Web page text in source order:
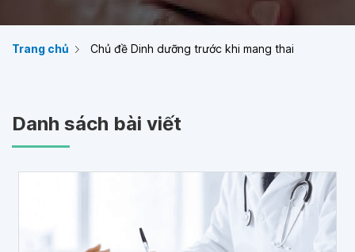
Trang chủ Chủ đề Dinh dưỡng trước khi mang thai
Danh sách bài viết